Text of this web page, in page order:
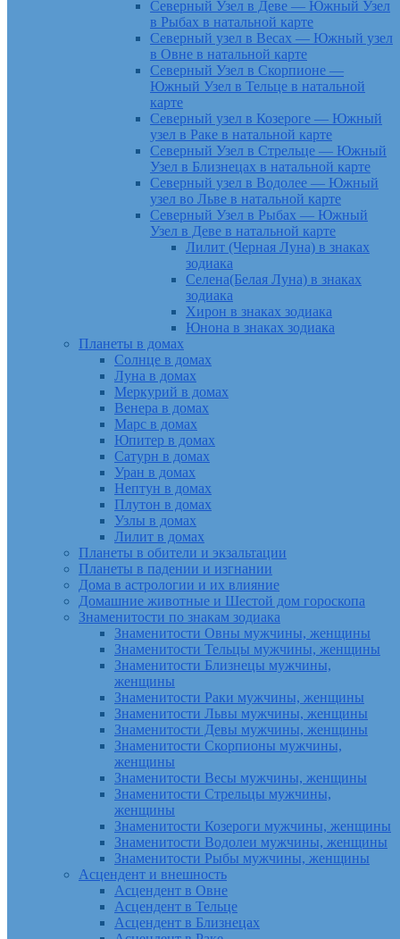
Северный Узел в Деве — Южный Узел
в Рыбах в натальной карте
Северный узел в Весах — Южный узел
в Овне в натальной карте
Северный Узел в Скорпионе —
Южный Узел в Тельце в натальной
карте
Северный узел в Козероге — Южный
узел в Раке в натальной карте
Северный Узел в Стрельце — Южный
Узел в Близнецах в натальной карте
Северный узел в Водолее — Южный
узел во Льве в натальной карте
Северный Узел в Рыбах — Южный
Узел в Деве в натальной карте
Лилит (Черная Луна) в знаках
зодиака
Селена(Белая Луна) в знаках
зодиака
Хирон в знаках зодиака
Юнона в знаках зодиака
Планеты в домах
Солнце в домах
Луна в домах
Меркурий в домах
Венера в домах
Марс в домах
Юпитер в домах
Сатурн в домах
Уран в домах
Нептун в домах
Плутон в домах
Узлы в домах
Лилит в домах
Планеты в обители и экзальтации
Планеты в падении и изгнании
Дома в астрологии и их влияние
Домашние животные и Шестой дом гороскопа
Знаменитости по знакам зодиака
Знаменитости Овны мужчины, женщины
Знаменитости Тельцы мужчины, женщины
Знаменитости Близнецы мужчины,
женщины
Знаменитости Раки мужчины, женщины
Знаменитости Львы мужчины, женщины
Знаменитости Девы мужчины, женщины
Знаменитости Скорпионы мужчины,
женщины
Знаменитости Весы мужчины, женщины
Знаменитости Стрельцы мужчины,
женщины
Знаменитости Козероги мужчины, женщины
Знаменитости Водолеи мужчины, женщины
Знаменитости Рыбы мужчины, женщины
Асцендент и внешность
Асцендент в Овне
Асцендент в Тельце
Асцендент в Близнецах